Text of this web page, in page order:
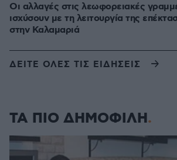
Οι αλλαγές στις λεωφορειακές
ισχύσουν με τη λειτουργία της
στην Καλαμαριά
ΔΕΙΤΕ ΟΛΕΣ ΤΙΣ ΕΙΔΗΣΕΙΣ
ΤΑ ΠΙΟ ΔΗΜΟΦΙΛΗ